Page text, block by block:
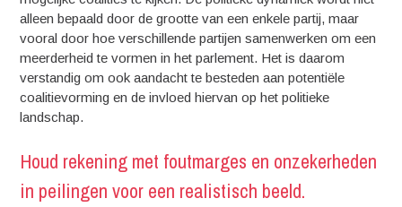
alleen bepaald door de grootte van een enkele partij, maar
vooral door hoe verschillende partijen samenwerken om een
meerderheid te vormen in het parlement. Het is daarom
verstandig om ook aandacht te besteden aan potentiële
coalitievorming en de invloed hiervan op het politieke
landschap.
Houd rekening met foutmarges en onzekerheden
in peilingen voor een realistisch beeld.